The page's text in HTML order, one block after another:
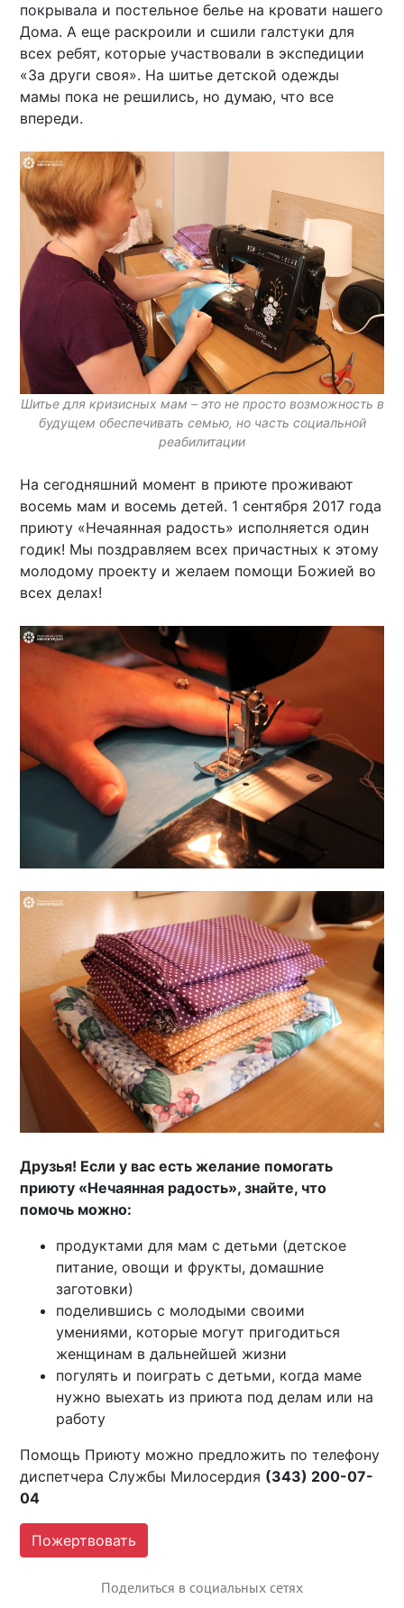
покрывала и постельное белье на кровати нашего
Дома. А еще раскроили и сшили галстуки для
всех ребят, которые участвовали в экспедиции
«За други своя». На шитье детской одежды
мамы пока не решились, но думаю, что все
впереди.
Шитье для кризисных мам – это не просто возможность в
будущем обеспечивать семью, но часть социальной
реабилитации
На сегодняшний момент в приюте проживают
восемь мам и восемь детей. 1 сентября 2017 года
приюту «Нечаянная радость» исполняется один
годик! Мы поздравляем всех причастных к этому
молодому проекту и желаем помощи Божией во
всех делах!
Друзья! Если у вас есть желание помогать
приюту «Нечаянная радость», знайте, что
помочь можно:
продуктами для мам с детьми (детское
питание, овощи и фрукты, домашние
заготовки)
поделившись с молодыми своими
умениями, которые могут пригодиться
женщинам в дальнейшей жизни
погулять и поиграть с детьми, когда маме
нужно выехать из приюта под делам или на
работу
Помощь Приюту можно предложить по телефону
диспетчера Службы Милосердия (343) 200-07-
04
Пожертвовать
Поделиться в социальных сетях